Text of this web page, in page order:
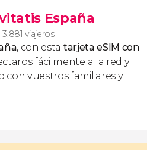
España
3.881 viajeros
, con esta tarjeta eSIM con
fácilmente a la red y
vuestros familiares y